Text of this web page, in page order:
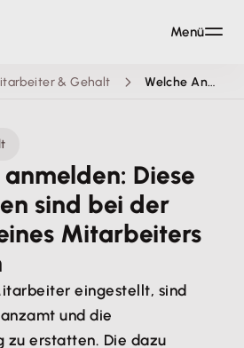
& Gehalt Welche Anmeldungen sind bei der Einstellung eines Mitarbeiters erforderlich
Diese
sind bei der
Mitarbeiters
eingestellt, sind
und die
zu erstatten. Die dazu
Menü